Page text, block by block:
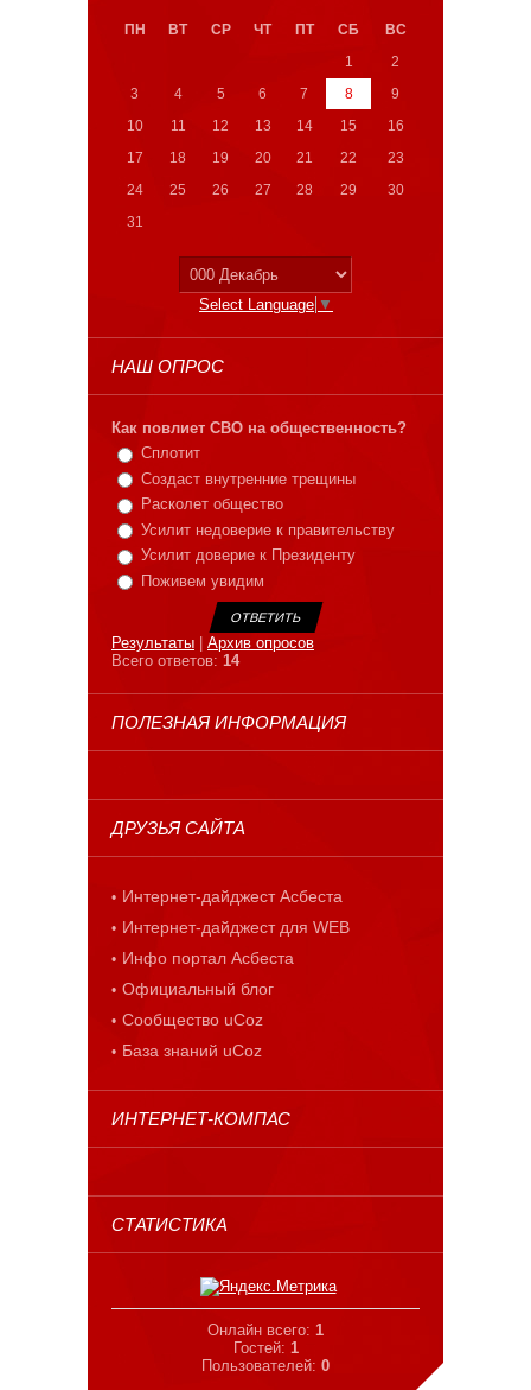
ПН ВТ СР ЧТ ПТ СБ
ВС
1
2
3
4 5 6 7 8
9
10
11 12 13 14 15
16
17
18 19 20 21 22
23
24
25 26 27 28 29
30
31
Select Language ▼
НАШ ОПРОС
Как повлиет СВО на общественность?
Сплотит
Создаст внутренние трещины
Расколет общество
Усилит недоверие к правительству
Усилит доверие к Президенту
Поживем увидим
Результаты
Архив опросов
Всего ответов: 14
ПОЛЕЗНАЯ ИНФОРМАЦИЯ
ДРУЗЬЯ САЙТА
Интернет-дайджест Асбеста
Интернет-дайджест для WEB
Инфо портал Асбеста
Официальный блог
Сообщество uCoz
База знаний uCoz
ИНТЕРНЕТ-КОМПАС
СТАТИСТИКА
Онлайн всего: 1
Гостей: 1
Пользователей: 0